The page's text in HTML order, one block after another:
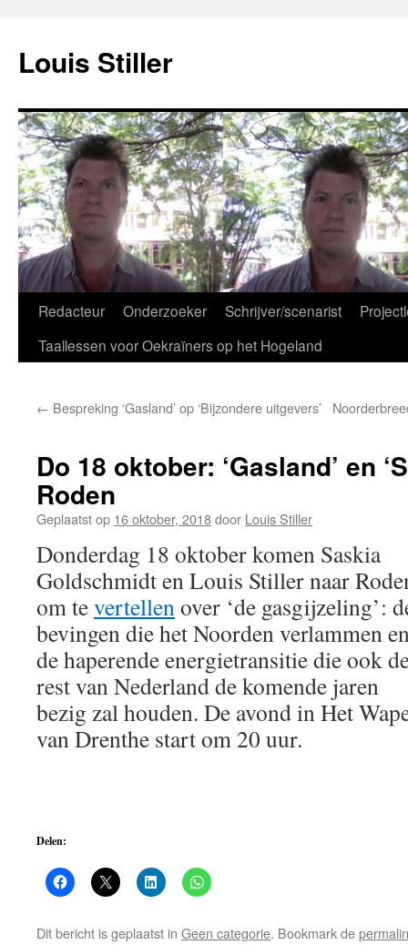
inhoud
Louis Stiller
Redacteur Onderzoeker Schrijver/scenarist
Taallessen voor Oekraïners op het Hogeland
← Bespreking ‘Gasland’ op ‘Bijzondere uitgevers’
Do 18 oktober: ‘Gasland’ en
Roden
Geplaatst op 16 oktober, 2018door Louis Stiller
Donderdag 18 oktober komen Saskia
Goldschmidt en Louis Stiller naar
om tevertellenover ‘de gasgijzeling’:
bevingen die het Noorden verlammen
de haperende energietransitie die ook
rest van Nederland de komende jaren
bezig zal houden. De avond in Het
van Drenthe start om 20 uur.
Delen:
Dit bericht is geplaatst in Geen categorie. Bookmark de